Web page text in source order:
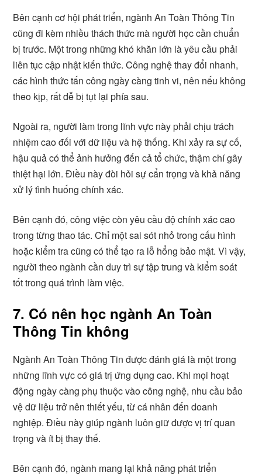
Bên cạnh cơ hội phát triển, ngành An Toàn Thông Tin
cũng đi kèm nhiều thách thức mà người học cần chuẩn
bị trước. Một trong những khó khăn lớn là yêu cầu phải
liên tục cập nhật kiến thức. Công nghệ thay đổi nhanh,
các hình thức tấn công ngày càng tinh vi, nên nếu không
theo kịp, rất dễ bị tụt lại phía sau.
Ngoài ra, người làm trong lĩnh vực này phải chịu trách
nhiệm cao đối với dữ liệu và hệ thống. Khi xảy ra sự cố,
hậu quả có thể ảnh hưởng đến cả tổ chức, thậm chí gây
thiệt hại lớn. Điều này đòi hỏi sự cẩn trọng và khả năng
xử lý tình huống chính xác.
Bên cạnh đó, công việc còn yêu cầu độ chính xác cao
trong từng thao tác. Chỉ một sai sót nhỏ trong cấu hình
hoặc kiểm tra cũng có thể tạo ra lỗ hổng bảo mật. Vì vậy,
người theo ngành cần duy trì sự tập trung và kiểm soát
tốt trong quá trình làm việc.
7. Có nên học ngành An Toàn
Thông Tin không
Ngành An Toàn Thông Tin được đánh giá là một trong
những lĩnh vực có giá trị ứng dụng cao. Khi mọi hoạt
động ngày càng phụ thuộc vào công nghệ, nhu cầu bảo
vệ dữ liệu trở nên thiết yếu, từ cá nhân đến doanh
nghiệp. Điều này giúp ngành luôn giữ được vị trí quan
trọng và ít bị thay thế.
Bên cạnh đó, ngành mang lại khả năng phát triển